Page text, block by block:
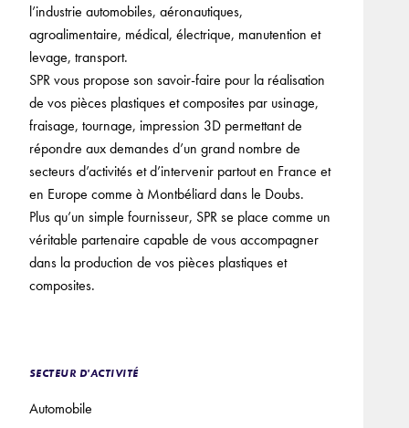
l’industrie automobiles, aéronautiques,
agroalimentaire, médical, électrique, manutention et
levage, transport.
SPR vous propose son savoir-faire pour la réalisation
de vos pièces plastiques et composites par usinage,
fraisage, tournage, impression 3D permettant de
répondre aux demandes d’un grand nombre de
secteurs d’activités et d’intervenir partout en France et
en Europe comme à Montbéliard dans le Doubs.
Plus qu’un simple fournisseur, SPR se place comme un
véritable partenaire capable de vous accompagner
dans la production de vos pièces plastiques et
composites.
SECTEUR D'ACTIVITÉ
Automobile